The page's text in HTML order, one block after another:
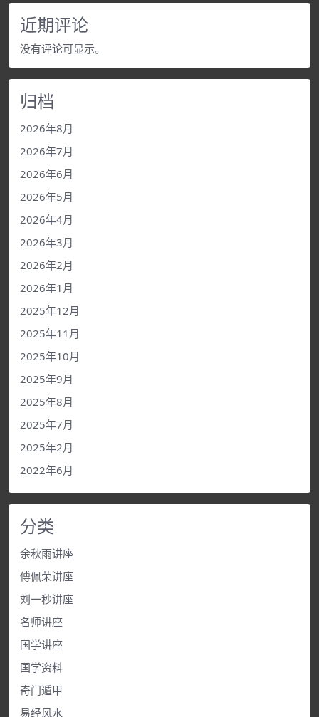
近期评论
没有评论可显示。
归档
2026年8月
2026年7月
2026年6月
2026年5月
2026年4月
2026年3月
2026年2月
2026年1月
2025年12月
2025年11月
2025年10月
2025年9月
2025年8月
2025年7月
2025年2月
2022年6月
分类
余秋雨讲座
傅佩荣讲座
刘一秒讲座
名师讲座
国学讲座
国学资料
奇门遁甲
易经风水